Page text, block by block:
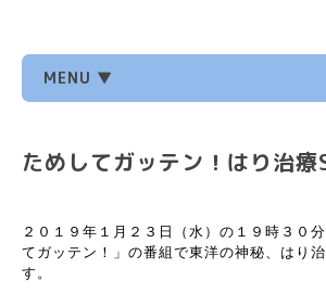
MENU ▼
ためしてガッテン！はり治療
２０１９年１月２３日（水）の１９時３０
てガッテン！」の番組で東洋の神秘、はり
す。